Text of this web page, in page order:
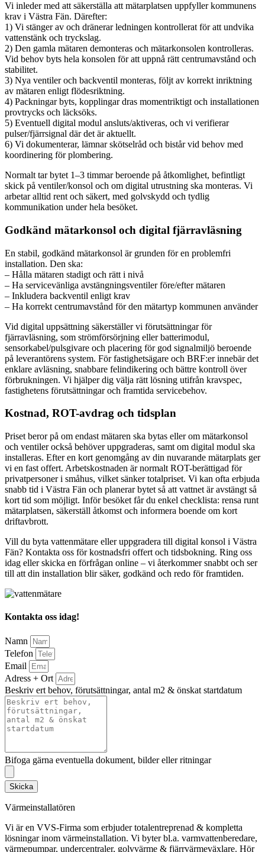
Vi inleder med att säkerställa att mätarplatsen uppfyller kommunens
krav i Västra Fän. Därefter:
1) Vi stänger av och dränerar ledningen kontrollerat för att undvika
vattenstänk och tryckslag.
2) Den gamla mätaren demonteras och mätarkonsolen kontrolleras.
Vid behov byts hela konsolen för att uppnå rätt centrumavstånd och
stabilitet.
3) Nya ventiler och backventil monteras, följt av korrekt inriktning
av mätaren enligt flödesriktning.
4) Packningar byts, kopplingar dras momentriktigt och installationen
provtrycks och läcksöks.
5) Eventuell digital modul ansluts/aktiveras, och vi verifierar
pulser/fjärrsignal där det är aktuellt.
6) Vi dokumenterar, lämnar skötselråd och bistår vid behov med
koordinering för plombering.
Normalt tar bytet 1–3 timmar beroende på åtkomlighet, befintligt
skick på ventiler/konsol och om digital utrustning ska monteras. Vi
arbetar alltid rent och säkert, med golvskydd och tydlig
kommunikation under hela besöket.
Godkänd mätarkonsol och digital fjärravläsning
En stabil, godkänd mätarkonsol är grunden för en problemfri
installation. Den ska:
– Hålla mätaren stadigt och rätt i nivå
– Ha servicevänliga avstängningsventiler före/efter mätaren
– Inkludera backventil enligt krav
– Ha korrekt centrumavstånd för den mätartyp kommunen använder
Vid digital uppsättning säkerställer vi förutsättningar för
fjärravläsning, som strömförsörjning eller batterimodul,
sensorkabel/pulsgivare och placering för god signalmiljö beroende
på leverantörens system. För fastighetsägare och BRF:er innebär det
enklare avläsning, snabbare felindikering och bättre kontroll över
förbrukningen. Vi hjälper dig välja rätt lösning utifrån kravspec,
fastighetens förutsättningar och framtida servicebehov.
Kostnad, ROT-avdrag och tidsplan
Priset beror på om endast mätaren ska bytas eller om mätarkonsol
och ventiler också behöver uppgraderas, samt om digital modul ska
installeras. Efter en kort genomgång av din nuvarande mätarplats ger
vi en fast offert. Arbetskostnaden är normalt ROT-berättigad för
privatpersoner i småhus, vilket sänker totalpriset. Vi kan ofta erbjuda
snabb tid i Västra Fän och planerar bytet så att vattnet är avstängt så
kort tid som möjligt. Inför besöket får du enkel checklista: rensa runt
mätarplatsen, säkerställ åtkomst och informera boende om kort
driftavbrott.
Vill du byta vattenmätare eller uppgradera till digital konsol i Västra
Fän? Kontakta oss för kostnadsfri offert och tidsbokning. Ring oss
idag eller skicka en förfrågan online – vi återkommer snabbt och ser
till att din installation blir säker, godkänd och redo för framtiden.
Kontakta oss idag!
Namn
Telefon
Email
Adress + Ort
Beskriv ert behov, förutsättningar, antal m2 & önskat startdatum
Bifoga gärna eventuella dokument, bilder eller ritningar
Skicka
Värmeinstallatören
Vi är en VVS-Firma som erbjuder totalentreprenad & kompletta
lösningar inom värmeinstallation. Vi byter bl.a. varmvattenberedare,
värmepumpar, undercentraler, golvvärme & fjärrvärmeväxlare. Hör